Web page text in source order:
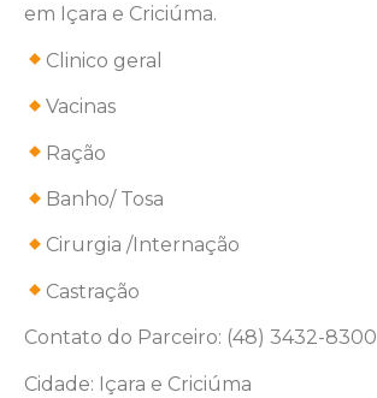
em Içara e Criciúma.
Clinico geral
Vacinas
Ração
Banho/ Tosa
Cirurgia /Internação
Castração
Contato do Parceiro: (48) 3432-8300
Cidade: Içara e Criciúma